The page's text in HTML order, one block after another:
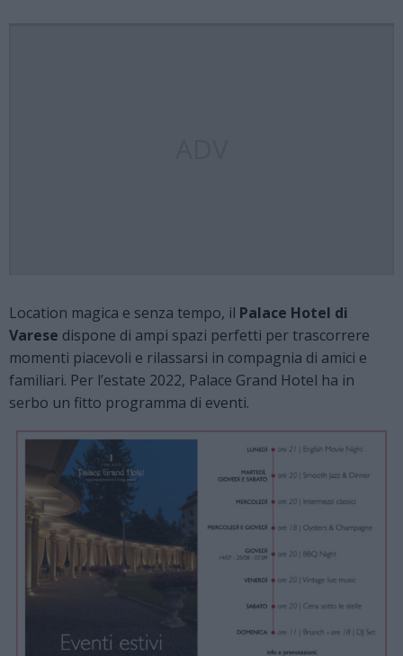
Location magica e senza tempo, il Palace Hotel di
Varese dispone di ampi spazi perfetti per trascorrere
momenti piacevoli e rilassarsi in compagnia di amici e
familiari. Per l’estate 2022, Palace Grand Hotel ha in
serbo un fitto programma di eventi.